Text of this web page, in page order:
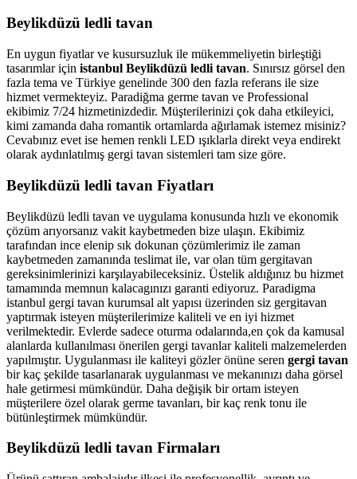
Beylikdüzü ledli tavan
En uygun fiyatlar ve kusursuzluk ile mükemmeliyetin birleştiği
tasarımlar için istanbul Beylikdüzü ledli tavan. Sınırsız görsel den
fazla tema ve Türkiye genelinde 300 den fazla referans ile size
hizmet vermekteyiz. Paradiğma germe tavan ve Professional
ekibimiz 7/24 hizmetinizdedir. Müşterilerinizi çok daha etkileyici,
kimi zamanda daha romantik ortamlarda ağırlamak istemez misiniz?
Cevabınız evet ise hemen renkli LED ışıklarla direkt veya endirekt
olarak aydınlatılmış gergi tavan sistemleri tam size göre.
Beylikdüzü ledli tavan Fiyatları
Beylikdüzü ledli tavan ve uygulama konusunda hızlı ve ekonomik
çözüm arıyorsanız vakit kaybetmeden bize ulaşın. Ekibimiz
tarafından ince elenip sık dokunan çözümlerimiz ile zaman
kaybetmeden zamanında teslimat ile, var olan tüm gergitavan
gereksinimlerinizi karşılayabileceksiniz. Üstelik aldığınız bu hizmet
tamamında memnun kalacagınızı garanti ediyoruz. Paradigma
istanbul gergi tavan kurumsal alt yapısı üzerinden siz gergitavan
yaptırmak isteyen müşterilerimize kaliteli ve en iyi hizmet
verilmektedir. Evlerde sadece oturma odalarında,en çok da kamusal
alanlarda kullanılması önerilen gergi tavanlar kaliteli malzemelerden
yapılmıştır. Uygulanması ile kaliteyi gözler önüne seren gergi tavan
bir kaç şekilde tasarlanarak uygulanması ve mekanınızı daha görsel
hale getirmesi mümkündür. Daha değişik bir ortam isteyen
müşterilere özel olarak germe tavanları, bir kaç renk tonu ile
bütünleştirmek mümkündür.
Beylikdüzü ledli tavan Firmaları